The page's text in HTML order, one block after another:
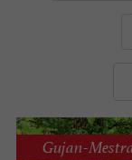
Gujan-